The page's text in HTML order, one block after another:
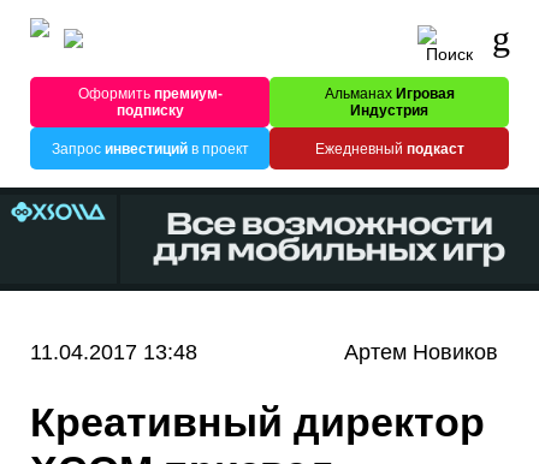
Оформитьпремиум-
подписку
Альманах Игровая
Индустрия
Запрос инвестицийв проект Ежедневный подкаст
11.04.2017 13:48 Артем Новиков
Креативный директор